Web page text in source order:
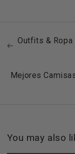
Outfits & Ropa
Mejores
You may also